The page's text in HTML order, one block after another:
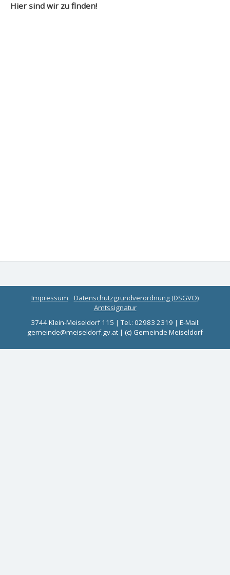
Hier sind wir zu finden!
Impressum
Datenschutzgrundverordnung (DSGVO)
Amtssignatur
3744 Klein-Meiseldorf 115 | Tel.: 02983 2319 | E-Mail:
gemeinde@meiseldorf.gv.at | (c) Gemeinde Meiseldorf